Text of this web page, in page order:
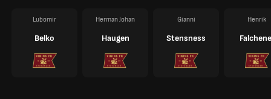
Lubomir
Belko
Herman Johan
Haugen
Gianni
Stensness
Henrik